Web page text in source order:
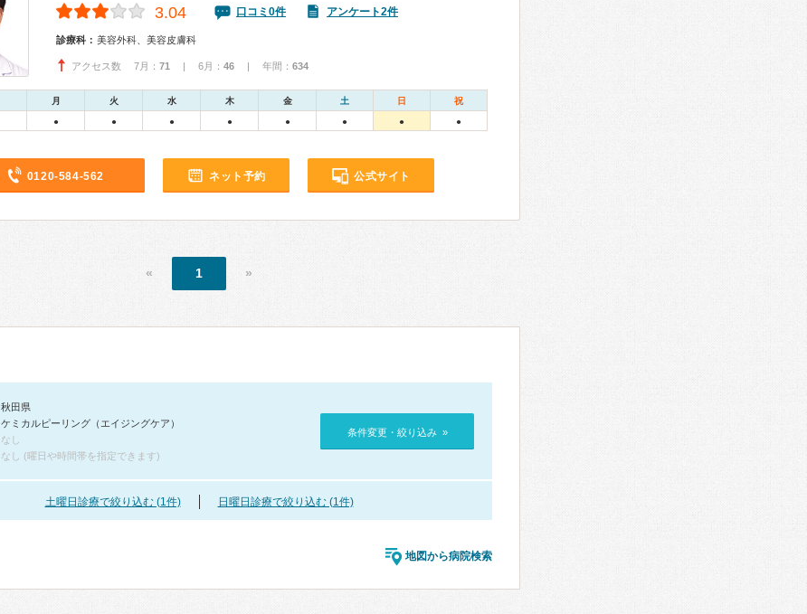
3.04 口コミ0件 アンケート2件
診療科： 美容外科、美容皮膚科
アクセス数 7月： 71 | 6月： 46 | 年間： 634
月 火 水 木 金 土 日 祝
● ● ● ● ● ● ● ●
0120-584-562 ネット予約 公式サイト
« 1 »
秋田県
ケミカルピーリング（エイジングケア）
なし
なし (曜日や時間帯を指定できます)
条件変更・絞り込み »
土曜日診療で絞り込む (1件) 日曜日診療で絞り込む (1件)
地図から病院検索